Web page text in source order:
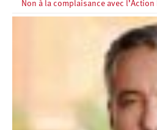
Non à la complaisance avec l’Action